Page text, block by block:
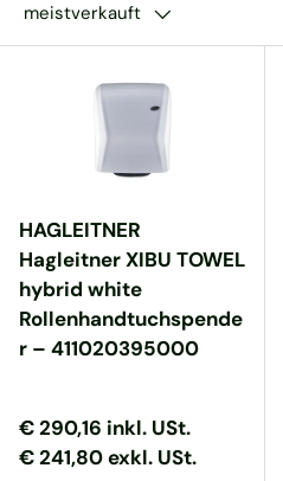
meistverkauft
HAGLEITNER
Hagleitner XIBU TOWEL
hybrid white
Rollenhandtuchspende
r – 411020395000
Normaler Preis
Normaler Preis
€ 290,16 inkl. USt.
€ 241,80 exkl. USt.